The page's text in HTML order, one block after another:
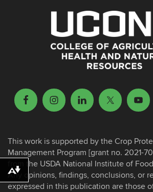
This work is supported by the Crop
Management Program [grant no. 2021-
from the USDA National Institute of
Any opinions, findings, conclusions, or
expressed in this publication are those
Download alternative formats ...